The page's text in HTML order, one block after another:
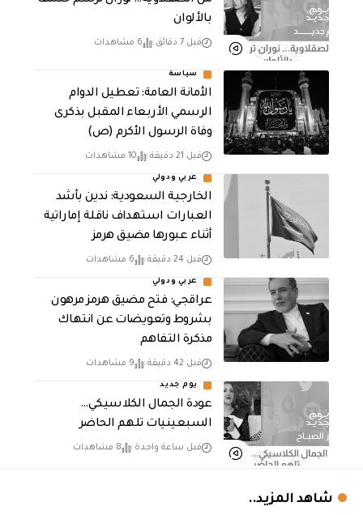
بالألوان
قبل 7 دقائق 6 مشاهدات
سياسة
الأمانة العامة: تعطيل الدوام
الرسمي الأربعاء المقبل بذكرى
وفاة الرسول الأكرم (ص)
قبل 21 دقيقة 10 مشاهدات
عربي ودولي
‏الخارجية السعودية: ندين بأشد
العبارات استهداف ناقلة إماراتية
أثناء عبورها مضيق هرمز
قبل 24 دقيقة 6 مشاهدات
عربي ودولي
عراقجي: فتح مضيق هرمز مرهون
بشروط وتعويضات عن انتهاك
مذكرة التفاهم
قبل 42 دقيقة 9 مشاهدات
يوم جديد
عودة الجمال الكلاسيكي…
السبعينيات تلهم الحاضر
قبل ساعة واحدة 8 مشاهدات
شاهد المزيد..